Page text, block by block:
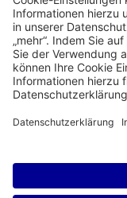
Frankfurt Airport
Frankfurt CargoHub
©2004-2026 Fraport AG